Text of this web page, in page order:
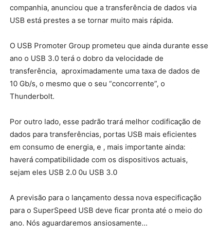
companhia, anunciou que a transferência de dados via
USB está prestes a se tornar muito mais rápida.
O USB Promoter Group prometeu que ainda durante esse
ano o USB 3.0 terá o dobro da velocidade de
transferência, aproximadamente uma taxa de dados de
10 Gb/s, o mesmo que o seu “concorrente”, o
Thunderbolt.
Por outro lado, esse padrão trará melhor codificação de
dados para transferências, portas USB mais eficientes
em consumo de energia, e , mais importante ainda:
haverá compatibilidade com os dispositivos actuais,
sejam eles USB 2.0 0u USB 3.0
A previsão para o lançamento dessa nova especificação
para o SuperSpeed USB deve ficar pronta até o meio do
ano. Nós aguardaremos ansiosamente…